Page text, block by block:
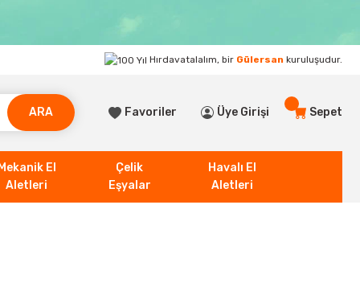
Hırdavatalalım, bir Gülersan kuruluşudur.
ARA Favoriler Üye Girişi Sepet
Mekanik El
Aletleri
Çelik
Eşyalar
Havalı El
Aletleri